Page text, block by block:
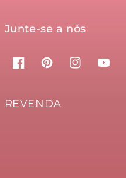
Junte-se a nós
FacebookPinterestInstagram
REVENDA